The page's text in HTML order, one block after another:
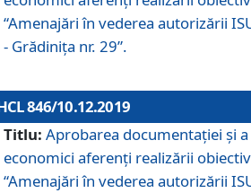
“Amenajări în vederea autorizării
- Grădinița nr. 29”.
846/10.12.2019
Titlu: Aprobarea documentației și
economici aferenți realizării
“Amenajări în vederea autorizării